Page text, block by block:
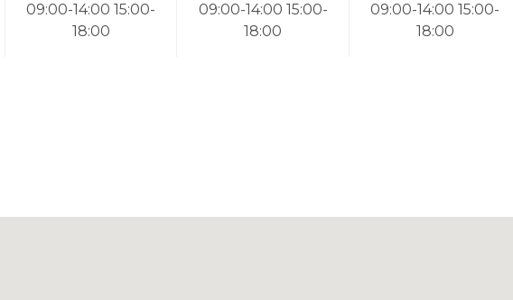
09:00-14:00 15:00-
18:00
09:00-14:00 15:00-
18:00
09:00-14:00 15:00-
18:00